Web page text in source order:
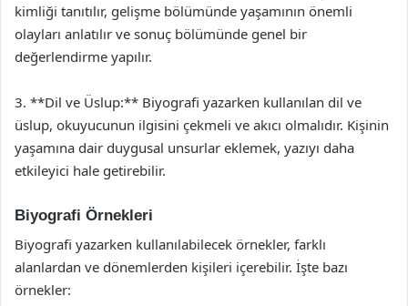
kimliği tanıtılır, gelişme bölümünde yaşamının önemli
olayları anlatılır ve sonuç bölümünde genel bir
değerlendirme yapılır.
3. **Dil ve Üslup:** Biyografi yazarken kullanılan dil ve
üslup, okuyucunun ilgisini çekmeli ve akıcı olmalıdır. Kişinin
yaşamına dair duygusal unsurlar eklemek, yazıyı daha
etkileyici hale getirebilir.
Biyografi Örnekleri
Biyografi yazarken kullanılabilecek örnekler, farklı
alanlardan ve dönemlerden kişileri içerebilir. İşte bazı
örnekler: